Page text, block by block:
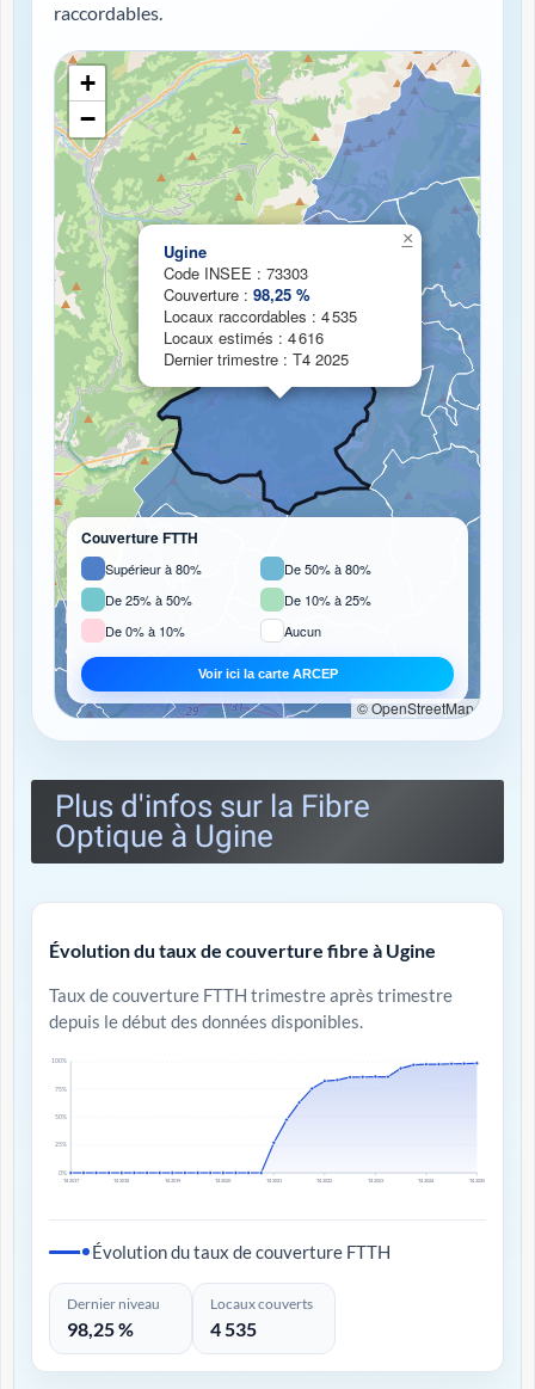
raccordables.
Chargement de la carte de couverture fibre...
Ugine
Code INSEE : 73303
Couverture : 98,25 %
Locaux raccordables : 4 535
Locaux estimés : 4 616
Dernier trimestre : T4 2025
×
+
−
Couverture FTTH
Supérieur à 80%
De 50% à 80%
De 25% à 50%
De 10% à 25%
De 0% à 10%
Aucun
Voir ici la carte ARCEP
© OpenStreetMap
Plus d'infos sur la Fibre
Optique à Ugine
Évolution du taux de couverture fibre à Ugine
Taux de couverture FTTH trimestre après trimestre
depuis le début des données disponibles.
0%
25%
50%
75%
100%
T4 2017 T4 2018 T4 2019 T4 2020 T4 2021 T4 2022 T4 2023 T4 2024 T4 2025
Évolution du taux de couverture FTTH
Dernier niveau
98,25 %
Locaux couverts
4 535